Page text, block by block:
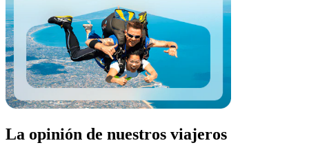
La opinión de nuestros viajeros